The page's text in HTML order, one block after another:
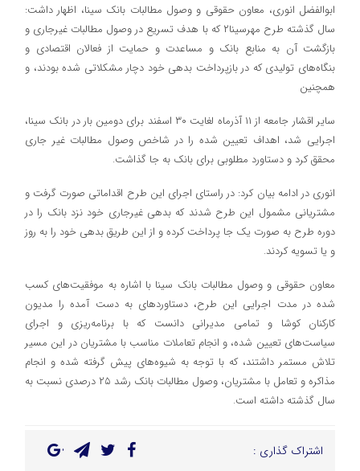
ابوالفضل انوری، معاون حقوقی و وصول مطالبات بانک سینا، اظهار داشت:
سال گذشته طرح مهرسینا۲ که با هدف تسریع در وصول مطالبات غیرجاری و
بازگشت آن به منابع بانک و مساعدت و حمایت از فعالان اقتصادی و
بنگاه‌های تولیدی که در بازپرداخت بدهی خود دچار مشکلاتی شده بودند، و
همچنین
سایر اقشار جامعه از ۱۱ آذرماه لغایت ۳۰ اسفند برای دومین بار در بانک سینا،
اجرایی شد، اهداف تعیین شده را در شاخص وصول مطالبات غیر جاری
محقق کرد و دستاورد مطلوبی برای بانک به جا گذاشت.
انوری در ادامه بیان کرد: در راستای اجرای این طرح اقداماتی صورت گرفت و
مشتریانی مشمول این طرح شدند که بدهی غیرجاری خود نزد بانک را در
دوره طرح به صورت یک جا پرداخت کرده و از این طریق بدهی خود را به روز
و یا تسویه کردند.
معاون حقوقی و وصول مطالبات بانک سینا با اشاره به موفقیت‌های کسب
شده در مدت اجرایی این طرح، دستاوردهای به دست آمده را مدیون
کارکنان کوشا و تمامی مدیرانی دانست که با برنامه‌ریزی و اجرای
سیاست‌های تعیین شده، و انجام تعاملات مناسب با مشتریان در این مسیر
تلاش مستمر داشتند، که با توجه به شیوه‌های پیش گرفته شده و انجام
مذاکره و تعامل با مشتریان، وصول مطالبات بانک رشد ۲۵ درصدی نسبت به
سال گذشته داشته است.
اشتراک گذاری :